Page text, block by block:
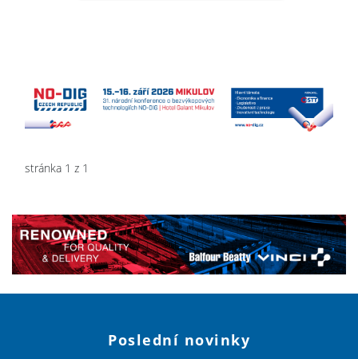
stránka 1 z 1
Poslední novinky